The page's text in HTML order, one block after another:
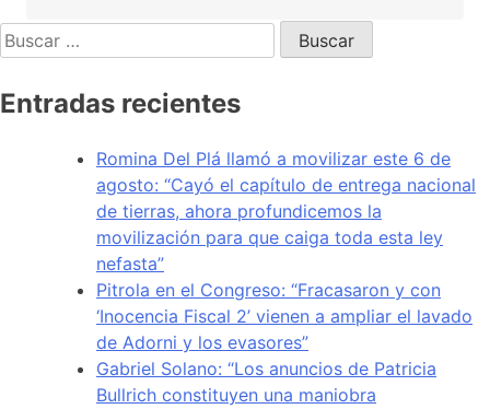
Entradas recientes
Romina Del Plá llamó a movilizar este 6 de
agosto: “Cayó el capítulo de entrega nacional
de tierras, ahora profundicemos la
movilización para que caiga toda esta ley
nefasta”
Pitrola en el Congreso: “Fracasaron y con
‘Inocencia Fiscal 2’ vienen a ampliar el lavado
de Adorni y los evasores”
Gabriel Solano: “Los anuncios de Patricia
Bullrich constituyen una maniobra